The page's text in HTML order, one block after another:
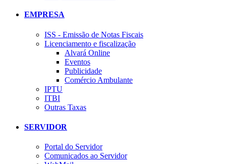
EMPRESA
ISS - Emissão de Notas Fiscais
Licenciamento e fiscalização
Alvará Online
Eventos
Publicidade
Comércio Ambulante
IPTU
ITBI
Outras Taxas
SERVIDOR
Portal do Servidor
Comunicados ao Servidor